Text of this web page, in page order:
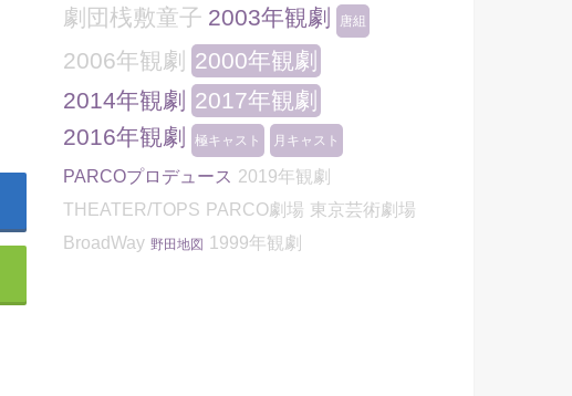
劇団桟敷童子 2003年観劇 唐組
2006年観劇
2000年観劇
2014年観劇 2017年観劇
2016年観劇
極キャスト 月キャスト
PARCOプロデュース 2019年観劇
THEATER/TOPS PARCO劇場 東京芸術劇場
BroadWay 野田地図 1999年観劇